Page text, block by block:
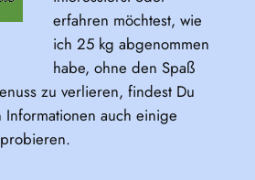
erfahren möchtest, wie
ich 25 kg abgenommen
habe, ohne den Spaß
zu verlieren, findest Du
auch einige